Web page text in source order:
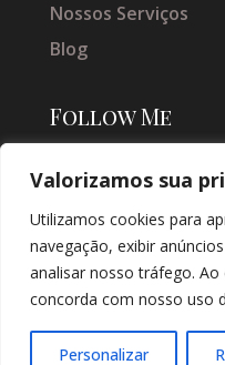
Valorizamos sua
Utilizamos cookies para
navegação, exibir
analisar nosso tráfego. Ao
concorda com nosso uso
Personalizar
Nossos Serviços
Blog
Follow Me
SOLUÇÕES DIGITAIS |